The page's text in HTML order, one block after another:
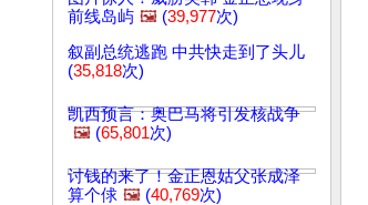
前线岛屿 🖼️ (39,977次)
叙副总统逃跑 中共快走到了头儿
(35,818次)
凯西预言：奥巴马将引发核战争
🖼️ (65,801次)
讨钱的来了！金正恩姑父张成泽
算个俅 🖼️ (40,769次)